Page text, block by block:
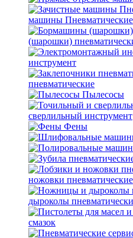
машины Пневматические
(шарошки)
инструмент
пневматические
Пылесосы
сверлильный инструмент
Фены
ножовки пневматические
дыроколы
смазок